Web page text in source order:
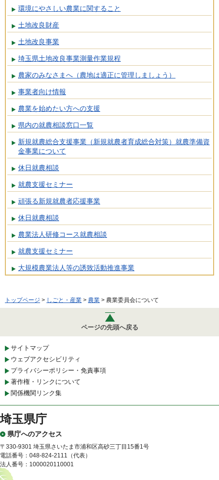
環境にやさしい農業に関すること
土地改良財産
土地改良事業
埼玉県土地改良事業測量作業規程
農家のみなさまへ（農地は適正に管理しましょう）
事業者向け情報
農業を始めたい方への支援
県内の就農相談窓口一覧
新規就農総合支援事業（新規就農者育成総合対策）就農準備資
金事業について
休日就農相談
就農支援セミナー
頑張る新規就農者応援事業
休日就農相談
農業法人研修コース就農相談
就農支援セミナー
大規模農業法人等の誘致活動推進事業
トップページ > しごと・産業 > 農業 > 農業委員会について
ページの先頭へ戻る
サイトマップ
ウェブアクセシビリティ
プライバシーポリシー・免責事項
著作権・リンクについて
関係機関リンク集
埼玉県庁
県庁へのアクセス
〒330-9301 埼玉県さいたま市浦和区高砂三丁目15番1号
電話番号：048-824-2111（代表）
法人番号：1000020110001